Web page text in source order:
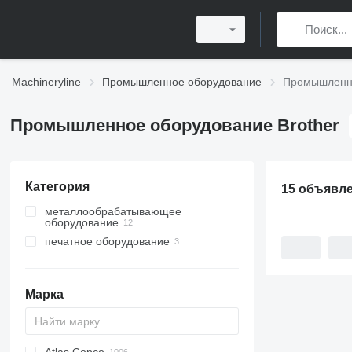
Machineryline Промышленное оборудование
Промышленное оборудование Brother
Категория
металлообрабатывающее
оборудование
обрабатывающие центры
печатное оборудование
Марка
15